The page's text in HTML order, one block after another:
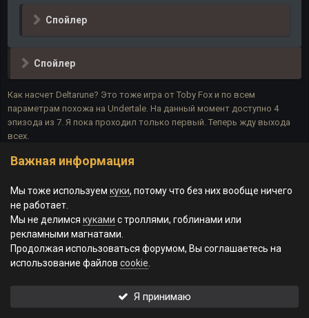
Спойлер
Спойлер
Как насчет Deltarune? Это тоже игра от Toby Fox и по всем
параметрам похожа на Undertale. На данный момент доступно 4
эпизода из 7. Я пока проходил только первый. Теперь жду выхода
всех.
Мастер Denджин
Опубликовано10 ноября, 2025
В 10.11.2025 в 20:39, Вольный Экстремал
Важная информация
Мы тоже используем куки, потому что без них вообще ничего
не работает.
Мы не делимся куками с троллями, гоблинами или
рекламными магнатами.
Продолжая использоваться форумом, Вы соглашаетесь на
использование файлов cookie
Я принимаю